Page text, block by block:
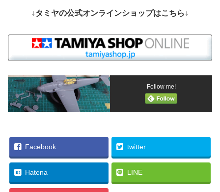
↓タミヤの公式オンラインショップはこちら↓
Follow me!
Facebook twitter
Hatena LINE